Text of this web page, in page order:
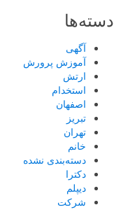
دسته‌ها
آگهی
آموزش پرورش
ارتش
استخدام
اصفهان
تبریز
تهران
خانم
دسته‌بندی نشده
دکترا
دیپلم
شرکت